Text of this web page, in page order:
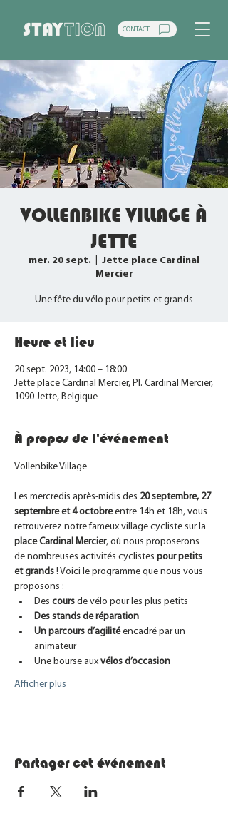
CONTACT
VOLLENBIKE VILLAGE À
JETTE
mer. 20 sept.
Jette place Cardinal
Mercier
Une fête du vélo pour petits et grands
Heure et lieu
20 sept. 2023, 14:00 – 18:00
Jette place Cardinal Mercier, Pl. Cardinal Mercier,
1090 Jette, Belgique
À propos de l'événement
Les mercredis après-midis des 20 septembre, 27
septembre et 4 octobre entre 14h et 18h, vous
retrouverez notre fameux village cycliste sur la
place Cardinal Mercier, où nous proposerons
de nombreuses activités cyclistes pour petits
et grands ! Voici le programme que nous vous
proposons :
Des cours de vélo pour les plus petits
Des stands de réparation
Un parcours d’agilité encadré par un
animateur
Une bourse aux vélos d’occasion
Afficher plus
Partager cet événement